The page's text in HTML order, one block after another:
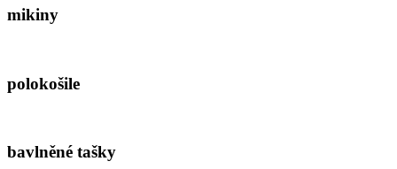
mikiny
polokošile
bavlněné tašky